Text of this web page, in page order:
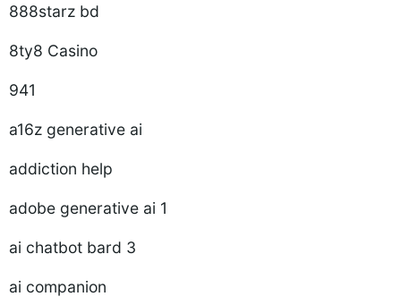
888starz bd
8ty8 Casino
941
a16z generative ai
addiction help
adobe generative ai 1
ai chatbot bard 3
ai companion